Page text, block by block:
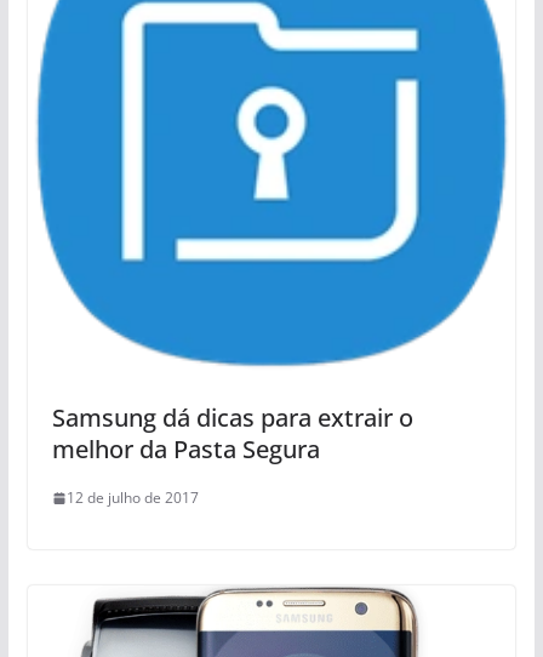
Samsung dá dicas para extrair o
melhor da Pasta Segura
12 de julho de 2017